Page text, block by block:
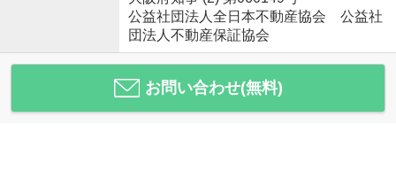
公益社団法人全日本不動産協会 公益社
団法人不動産保証協会
お問い合わせ(無料)